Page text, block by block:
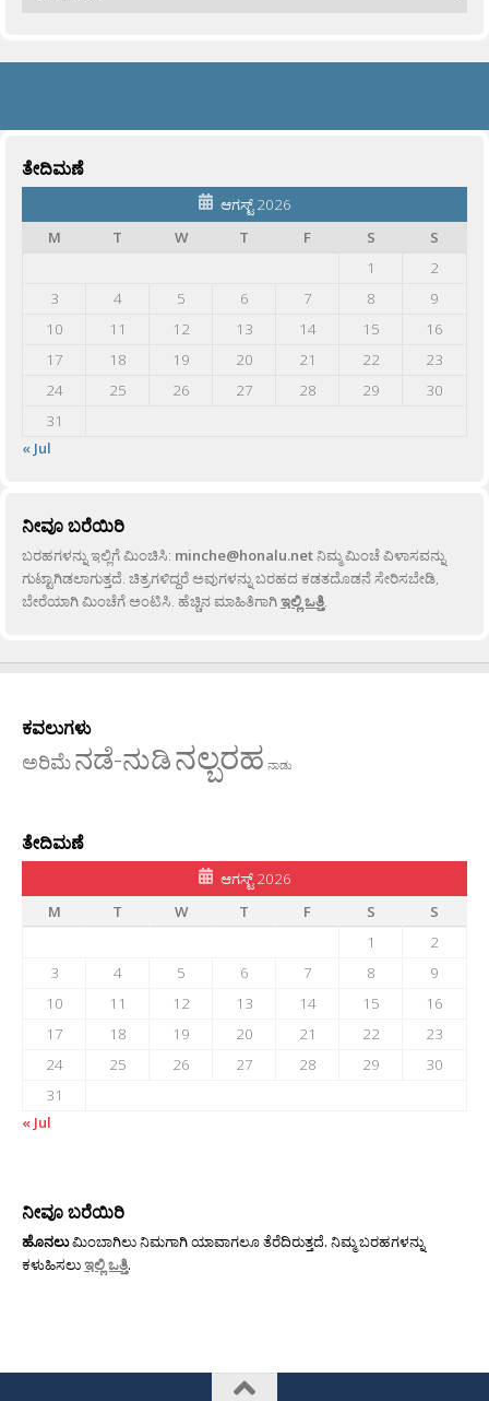
ತೇದಿಮಣೆ
ಆಗಸ್ಟ್ 2026
M
T W T F S
S
1
2
3
4 5 6 7 8
9
10
11 12 13 14 15
16
17
18 19 20 21 22
23
24
25 26 27 28 29
30
31
« Jul
ನೀವೂ ಬರೆಯಿರಿ
ಬರಹಗಳನ್ನು ಇಲ್ಲಿಗೆ ಮಿಂಚಿಸಿ: minche@honalu.netನಿಮ್ಮ ಮಿಂಚೆ ವಿಳಾಸವನ್ನು
ಗುಟ್ಟಾಗಿಡಲಾಗುತ್ತದೆ. ಚಿತ್ರಗಳಿದ್ದರೆ ಅವುಗಳನ್ನು ಬರಹದ ಕಡತದೊಡನೆ ಸೇರಿಸಬೇಡಿ,
ಬೇರೆಯಾಗಿ ಮಿಂಚೆಗೆ ಅಂಟಿಸಿ. ಹೆಚ್ಚಿನ ಮಾಹಿತಿಗಾಗಿಇಲ್ಲಿ ಒತ್ತಿ.
ಕವಲುಗಳು
ಅರಿಮೆನಡೆ-ನುಡಿನಲ್ಬರಹ ನಾಡು
ತೇದಿಮಣೆ
ಆಗಸ್ಟ್ 2026
M
T W T F S
S
1
2
3
4 5 6 7 8
9
10
11 12 13 14 15
16
17
18 19 20 21 22
23
24
25 26 27 28 29
30
31
« Jul
ನೀವೂ ಬರೆಯಿರಿ
ಹೊನಲುಮಿಂಬಾಗಿಲು ನಿಮಗಾಗಿ ಯಾವಾಗಲೂ ತೆರೆದಿರುತ್ತದೆ. ನಿಮ್ಮ ಬರಹಗಳನ್ನು
ಕಳುಹಿಸಲುಇಲ್ಲಿ ಒತ್ತಿ.